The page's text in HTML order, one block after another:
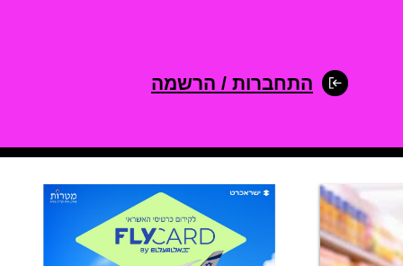
התחברות / הרשמה